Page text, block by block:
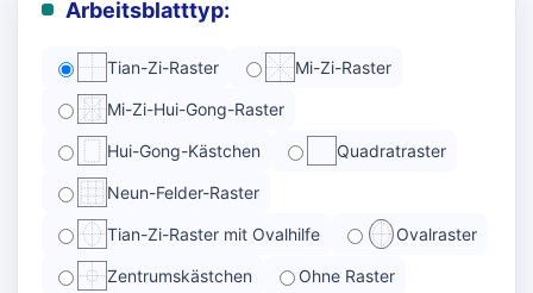
Arbeitsblatttyp:
Tian-Zi-Raster Mi-Zi-Raster
Mi-Zi-Hui-Gong-Raster
Hui-Gong-Kästchen Quadratraster
Neun-Felder-Raster
Tian-Zi-Raster mit Ovalhilfe Ovalraster
Zentrumskästchen Ohne Raster